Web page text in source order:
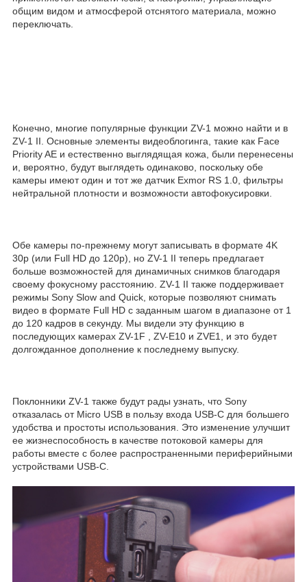
общим видом и атмосферой отснятого материала, можно
переключать.
Конечно, многие популярные функции ZV-1 можно найти и в
ZV-1 II. Основные элементы видеоблогинга, такие как Face
Priority AE и естественно выглядящая кожа, были перенесены
и, вероятно, будут выглядеть одинаково, поскольку обе
камеры имеют один и тот же датчик Exmor RS 1.0, фильтры
нейтральной плотности и возможности автофокусировки.
Обе камеры по-прежнему могут записывать в формате 4K
30p (или Full HD до 120p), но ZV-1 II теперь предлагает
больше возможностей для динамичных снимков благодаря
своему фокусному расстоянию. ZV-1 II также поддерживает
режимы Sony Slow and Quick, которые позволяют снимать
видео в формате Full HD с заданным шагом в диапазоне от 1
до 120 кадров в секунду. Мы видели эту функцию в
последующих камерах ZV-1F , ZV-E10 и ZVE1, и это будет
долгожданное дополнение к последнему выпуску.
Поклонники ZV-1 также будут рады узнать, что Sony
отказалась от Micro USB в пользу входа USB-C для большего
удобства и простоты использования. Это изменение улучшит
ее жизнеспособность в качестве потоковой камеры для
работы вместе с более распространенными периферийными
устройствами USB-C.